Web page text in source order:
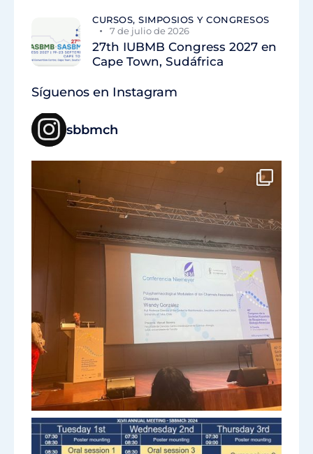
CURSOS, SIMPOSIOS Y CONGRESOS
7 de julio de 2026
27th IUBMB Congress 2027 en
Cape Town, Sudáfrica
Síguenos en Instagram
sbbmch